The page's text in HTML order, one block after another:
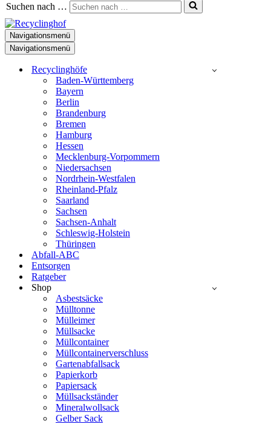
Suchen nach …
Navigationsmenü
Navigationsmenü
Recyclinghöfe
Baden-Württemberg
Bayern
Berlin
Brandenburg
Bremen
Hamburg
Hessen
Mecklenburg-Vorpommern
Niedersachsen
Nordrhein-Westfalen
Rheinland-Pfalz
Saarland
Sachsen
Sachsen-Anhalt
Schleswig-Holstein
Thüringen
Abfall-ABC
Entsorgen
Ratgeber
Shop
Asbestsäcke
Mülltonne
Mülleimer
Müllsacke
Müllcontainer
Müllcontainerverschluss
Gartenabfallsack
Papierkorb
Papiersack
Müllsackständer
Mineralwollsack
Gelber Sack